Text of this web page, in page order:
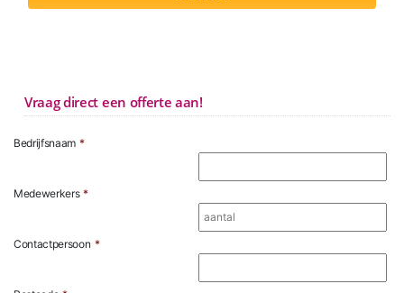
Vraag direct een offerte aan!
Bedrijfsnaam *
Medewerkers *
Contactpersoon *